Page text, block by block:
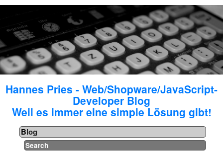
Hannes Pries - Web/Shopware/JavaScript-
Developer Blog
Weil es immer eine simple Lösung gibt!
Blog
Search